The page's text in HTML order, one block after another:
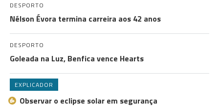
DESPORTO
Nélson Évora termina carreira aos 42 anos
DESPORTO
Goleada na Luz, Benfica vence Hearts
EXPLICADOR
Observar o eclipse solar em segurança